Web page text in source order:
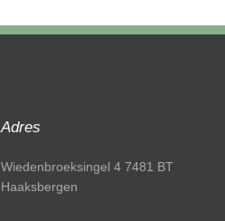
Adres
Wiedenbroeksingel 4 7481 BT
Haaksbergen